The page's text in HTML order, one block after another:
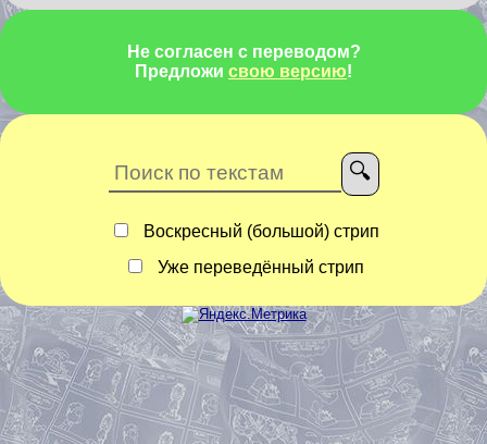
Не согласен с переводом?
Предложи свою версию!
Воскресный (большой) стрип
Уже переведённый стрип